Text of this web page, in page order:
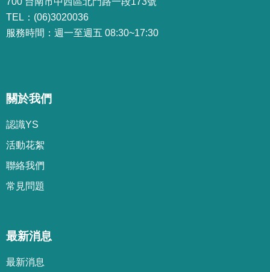
TEL：(06)3020036
服務時間：週一至週五 08:30~17:30
關於我們
認識YS
活動花絮
聯絡我們
常見問題
最新消息
最新消息